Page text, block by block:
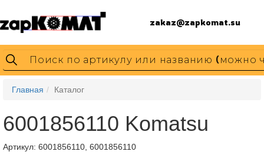
zakaz@zapkomat.su
Главная Каталог
6001856110 Komatsu
Артикул: 6001856110, 6001856110